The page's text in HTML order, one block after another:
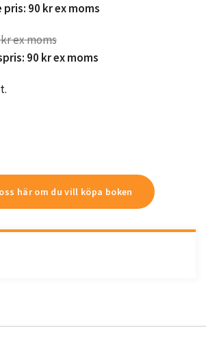
pris: 90 kr ex moms
ex moms
90 kr ex moms
här om du vill köpa boken